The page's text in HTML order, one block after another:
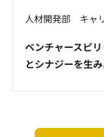
人材開発部 キャ
ベンチャースピ
とシナジーを生み